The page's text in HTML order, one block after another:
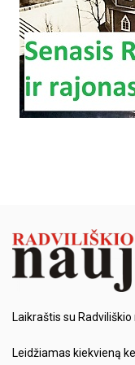
Laikraštis su
Leidžiamas kiekvieną